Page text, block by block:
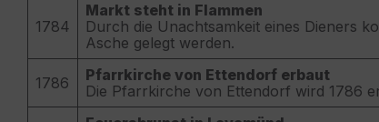
1784
Markt steht in Flammen
Durch die Unachtsamkeit eines Dieners
Asche gelegt werden.
1786
Pfarrkirche von Ettendorf erbaut
Die Pfarrkirche von Ettendorf wird 1786